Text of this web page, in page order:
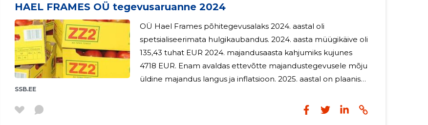
HAEL FRAMES OÜ tegevusaruanne 2024
SSB.EE
OÜ Hael Frames põhitegevusalaks 2024. aastal oli
spetsialiseerimata hulgikaubandus. 2024. aasta müügikäive oli
135,43 tuhat EUR 2024. majandusaasta kahjumiks kujunes
4718 EUR. Enam avaldas ettevõtte majandustegevusele mõju
üldine majandus langus ja inflatsioon. 2025. aastal on plaanis
ettevõte tööd neljale töötajale, kellest üks on